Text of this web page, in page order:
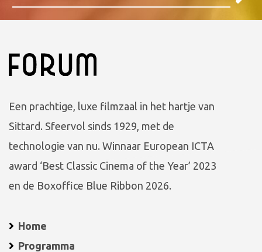
Een prachtige, luxe filmzaal in het hartje van
Sittard. Sfeervol sinds 1929, met de
technologie van nu. Winnaar European ICTA
award ‘Best Classic Cinema of the Year’ 2023
en de Boxoffice Blue Ribbon 2026.
Home
Programma